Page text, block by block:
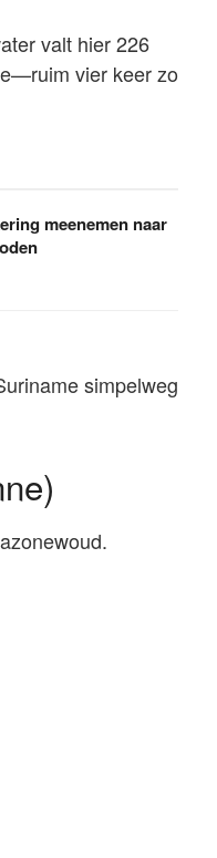
valt hier 226
vier keer zo
meenemen naar
simpelweg